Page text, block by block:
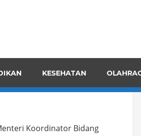
KESEHATAN
Koordinator Bidang